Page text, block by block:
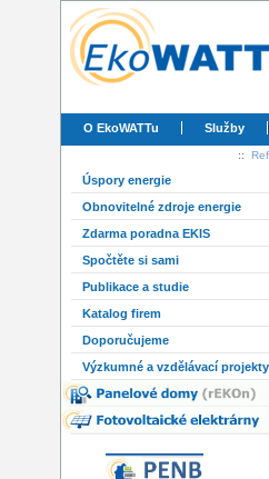
O EkoWATTu Služby
::
Úspory energie
Obnovitelné zdroje energie
Zdarma poradna EKIS
Spočtěte si sami
Publikace a studie
Katalog firem
Doporučujeme
Výzkumné a vzdělávací projekty